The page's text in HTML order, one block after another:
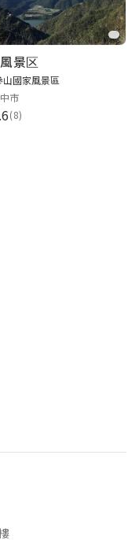
景区
山國家風景區
市
(8)